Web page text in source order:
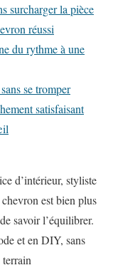
surcharger la pièce
réussi
du rythme à une
se tromper
satisfaisant
d’intérieur, styliste
est bien plus
savoir l’équilibrer.
et en DIY, sans